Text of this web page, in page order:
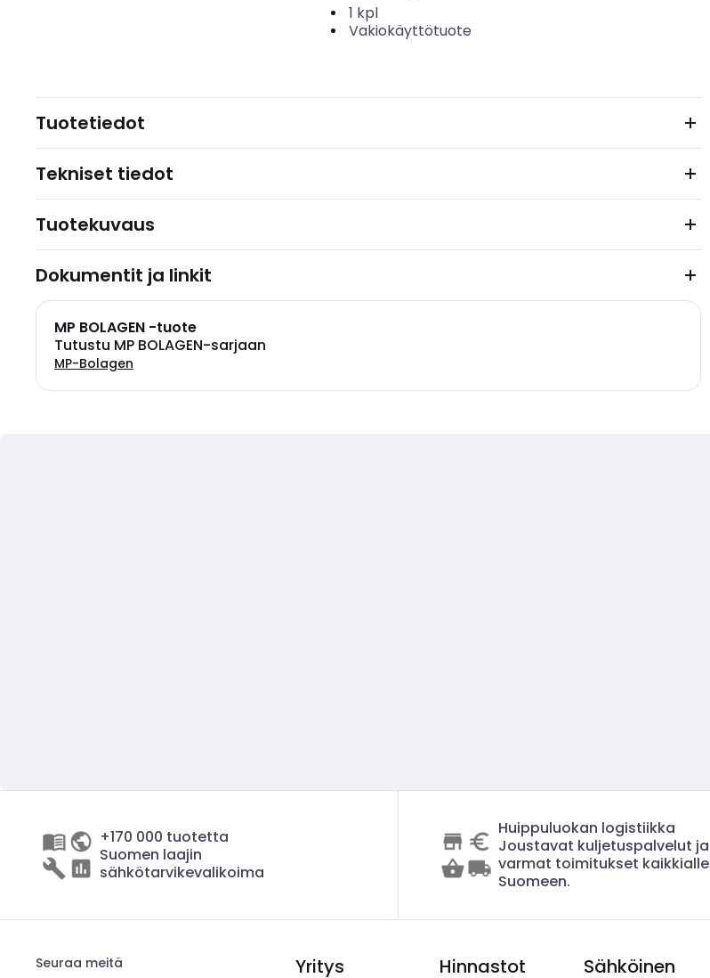
1 kpl
Vakiokäyttötuote
Tuotetiedot
Tekniset tiedot
Tuotekuvaus
Dokumentit ja linkit
MP BOLAGEN -tuote
Tutustu MP BOLAGEN-sarjaan
MP-Bolagen
+170 000 tuotetta
Suomen laajin
sähkötarvikevalikoima
Huippuluokan logistiikka
Joustavat kuljetuspalvelut ja
varmat toimitukset kaikkialle
Suomeen.
Seuraa meitä Yritys Hinnastot
Sähköinen